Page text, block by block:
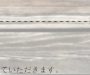
いただきます。